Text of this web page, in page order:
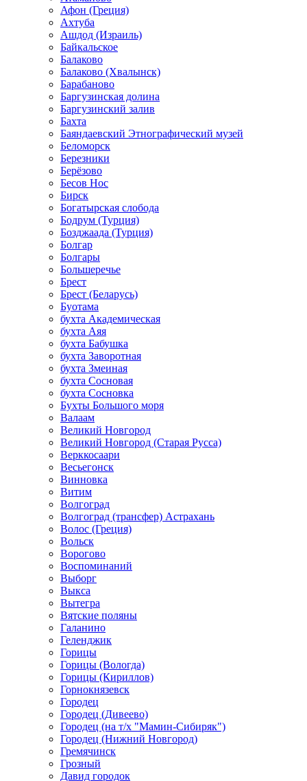
Афон (Греция)
Ахтуба
Ашдод (Израиль)
Байкальское
Балаково
Балаково (Хвалынск)
Барабаново
Баргузинская долина
Баргузинский залив
Бахта
Баяндаевский Этнографический музей
Беломорск
Березники
Берёзово
Бесов Нос
Бирск
Богатырская слобода
Бодрум (Турция)
Бозджаада (Турция)
Болгар
Болгары
Большеречье
Брест
Брест (Беларусь)
Буотама
бухта Академическая
бухта Аяя
бухта Бабушка
бухта Заворотная
бухта Змеиная
бухта Сосновая
бухта Сосновка
Бухты Большого моря
Валаам
Великий Новгород
Великий Новгород (Старая Русса)
Верккосаари
Весьегонск
Винновка
Витим
Волгоград
Волгоград (трансфер) Астрахань
Волос (Греция)
Вольск
Ворогово
Воспоминаний
Выборг
Выкса
Вытегра
Вятские поляны
Галанино
Геленджик
Горицы
Горицы (Вологда)
Горицы (Кириллов)
Горнокнязевск
Городец
Городец (Дивеево)
Городец (на т/х "Мамин-Сибиряк")
Городец (Нижний Новгород)
Гремячинск
Грозный
Давид городок